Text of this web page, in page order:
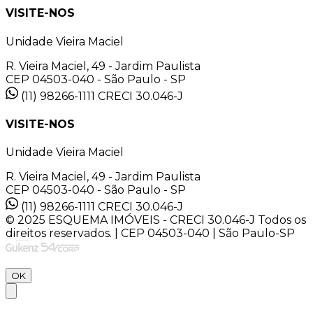
VISITE-NOS
Unidade Vieira Maciel
R. Vieira Maciel, 49 - Jardim Paulista
CEP 04503-040 - São Paulo - SP
(11) 98266-1111 CRECI 30.046-J
VISITE-NOS
Unidade Vieira Maciel
R. Vieira Maciel, 49 - Jardim Paulista
CEP 04503-040 - São Paulo - SP
(11) 98266-1111 CRECI 30.046-J
© 2025 ESQUEMA IMÓVEIS - CRECI 30.046-J Todos os
direitos reservados. | CEP 04503-040 | São Paulo-SP
OK